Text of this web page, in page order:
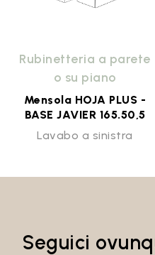
Rubinetteria a parete
o su piano
Mensola HOJA PLUS -
BASE JAVIER 165.50,5
Lavabo a sinistra
Seguici